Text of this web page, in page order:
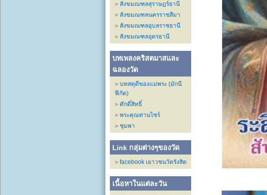
สังฆมณฑลสุราษฎร์ธานี
สังฆมณฑลนครราชสีมา
สังฆมณฑลอุบลราชธานี
สังฆมณฑลอุดรธานี
บทเพลงคริสตมาสและ
ฉลองวัด
บทสดุดีของแม่พระ (มักนี
ฟีกัต)
ศักดิ์สิทธิ์
พระคุณท่านไซร์
ชุมพา
Link กลุ่มต่างๆของวัด
facebook เยาวชนวัดรังสิต
เนื้อหาในแต่ละวัน